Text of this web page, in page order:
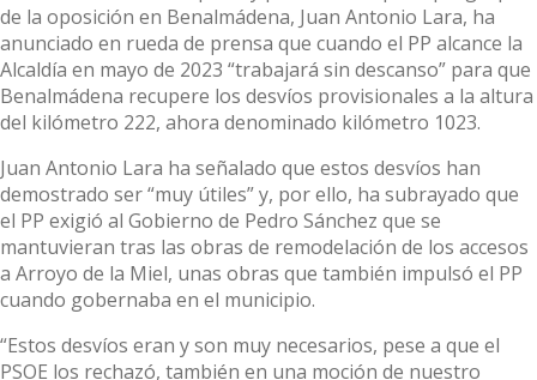
de la oposición en Benalmádena, Juan Antonio Lara, ha
anunciado en rueda de prensa que cuando el PP alcance la
Alcaldía en mayo de 2023 “trabajará sin descanso” para que
Benalmádena recupere los desvíos provisionales a la altura
del kilómetro 222, ahora denominado kilómetro 1023.
Juan Antonio Lara ha señalado que estos desvíos han
demostrado ser “muy útiles” y, por ello, ha subrayado que
el PP exigió al Gobierno de Pedro Sánchez que se
mantuvieran tras las obras de remodelación de los accesos
a Arroyo de la Miel, unas obras que también impulsó el PP
cuando gobernaba en el municipio.
“Estos desvíos eran y son muy necesarios, pese a que el
PSOE los rechazó, también en una moción de nuestro